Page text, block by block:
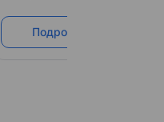
Подробнее